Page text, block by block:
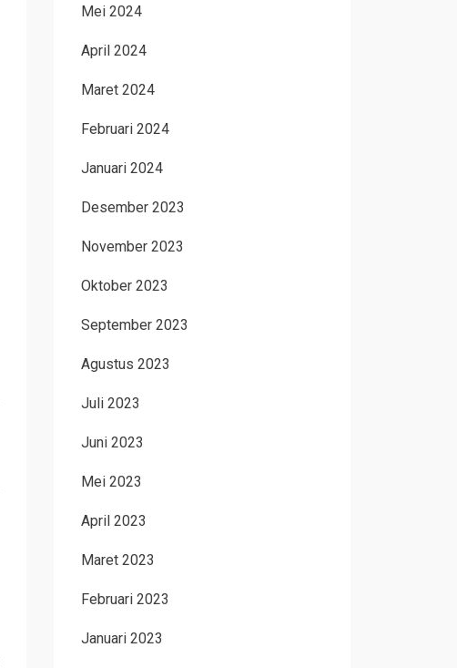
Mei 2024
April 2024
Maret 2024
Februari 2024
Januari 2024
Desember 2023
November 2023
Oktober 2023
September 2023
Agustus 2023
Juli 2023
Juni 2023
Mei 2023
April 2023
Maret 2023
Februari 2023
Januari 2023